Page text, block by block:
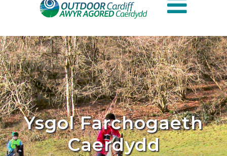
Ysgol Farchogaeth
Caerdydd